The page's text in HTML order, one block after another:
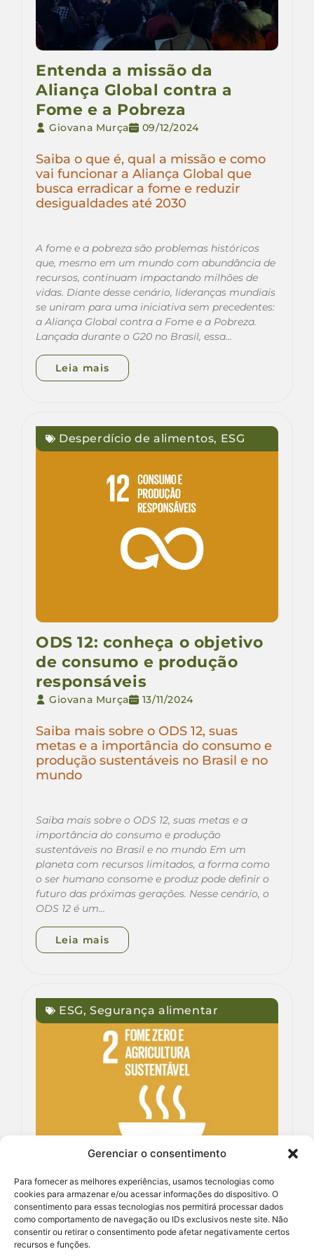
Gerenciar o consentimento
Para fornecer as melhores experiências, usamos tecnologias como
cookies para armazenar e/ou acessar informações do dispositivo. O
consentimento para essas tecnologias nos permitirá processar dados
como comportamento de navegação ou IDs exclusivos neste site. Não
consentir ou retirar o consentimento pode afetar negativamente certos
recursos e funções.
Entenda a missão da
Aliança Global contra a
Fome e a Pobreza
Giovana Murça 09/12/2024
Saiba o que é, qual a missão e como
vai funcionar a Aliança Global que
busca erradicar a fome e reduzir
desigualdades até 2030
A fome e a pobreza são problemas históricos
que, mesmo em um mundo com abundância de
recursos, continuam impactando milhões de
vidas. Diante desse cenário, lideranças mundiais
se uniram para uma iniciativa sem precedentes:
a Aliança Global contra a Fome e a Pobreza.
Lançada durante o G20 no Brasil, essa…
Leia mais
Desperdício de alimentos, ESG
ODS 12: conheça o objetivo
de consumo e produção
responsáveis
Giovana Murça 13/11/2024
Saiba mais sobre o ODS 12, suas
metas e a importância do consumo e
produção sustentáveis no Brasil e no
mundo
Saiba mais sobre o ODS 12, suas metas e a
importância do consumo e produção
sustentáveis no Brasil e no mundo Em um
planeta com recursos limitados, a forma como
o ser humano consome e produz pode definir o
futuro das próximas gerações. Nesse cenário, o
ODS 12 é um…
Leia mais
ESG,Segurança alimentar
ODS 2: o objetivo da ONU
para acabar com a fome
Giovana Murça